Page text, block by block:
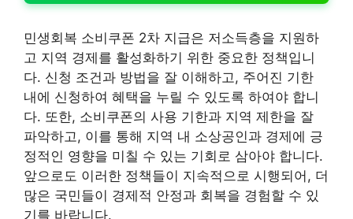
민생회복 소비쿠폰 2차 지급은 저소득층을 지원하
고 지역 경제를 활성화하기 위한 중요한 정책입니
다. 신청 조건과 방법을 잘 이해하고, 주어진 기한
내에 신청하여 혜택을 누릴 수 있도록 하여야 합니
다. 또한, 소비쿠폰의 사용 기한과 지역 제한을 잘
파악하고, 이를 통해 지역 내 소상공인과 경제에 긍
정적인 영향을 미칠 수 있는 기회로 삼아야 합니다.
앞으로도 이러한 정책들이 지속적으로 시행되어, 더
많은 국민들이 경제적 안정과 회복을 경험할 수 있
기를 바랍니다.